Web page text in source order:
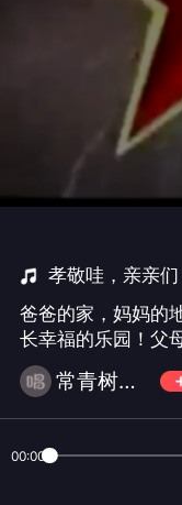
孝敬哇，亲亲们
爸爸的家，妈妈的
长幸福的乐园！父
母是自己人生路上
湾，人生短暂，父
女，儿女孝顺自己
🙏朋友们百忙中的
常青树（不玩币微信）
00:00